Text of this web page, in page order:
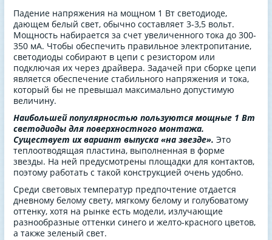
Падение напряжения на мощном 1 Вт светодиоде,
дающем белый свет, обычно составляет 3-3,5 вольт.
Мощность набирается за счет увеличенного тока до 300-
350 мА. Чтобы обеспечить правильное электропитание,
светодиоды собирают в цепи с резистором или
подключая их через драйвера. Задачей при сборке цепи
является обеспечение стабильного напряжения и тока,
который бы не превышал максимально допустимую
величину.
Наибольшей популярностью пользуются мощные 1 Вт
светодиоды для поверхностного монтажа.
Существует их вариант выпуска «на звезде». Это
теплоотводящая пластина, выполненная в форме
звезды. На ней предусмотрены площадки для контактов,
поэтому работать с такой конструкцией очень удобно.
Среди световых температур предпочтение отдается
дневному белому свету, мягкому белому и голубоватому
оттенку, хотя на рынке есть модели, излучающие
разнообразные оттенки синего и желто-красного цветов,
а также зеленый свет.